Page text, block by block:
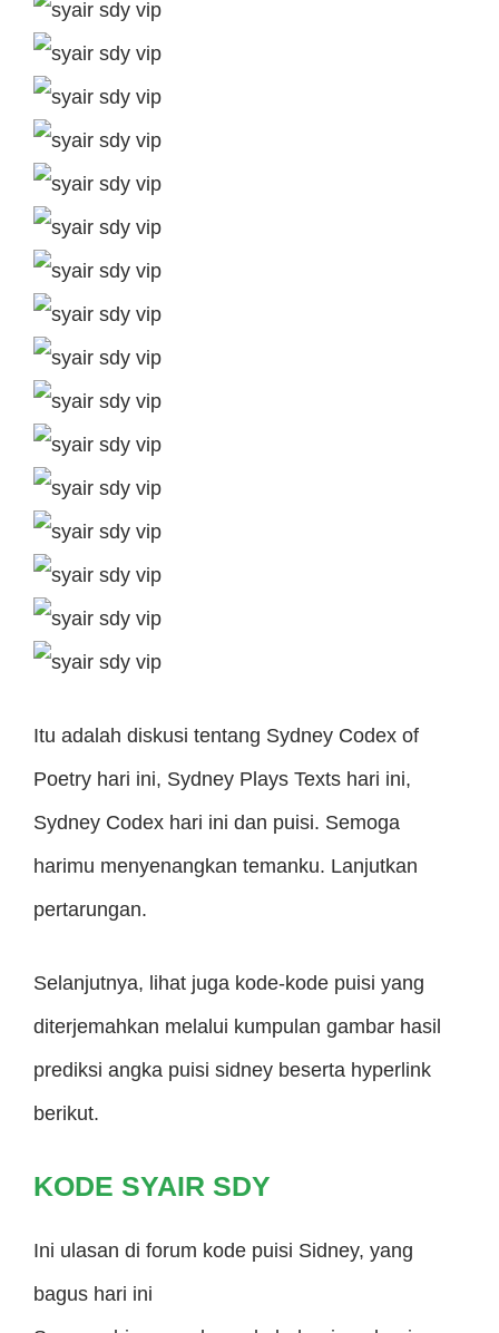
Itu adalah diskusi tentang Sydney Codex of
Poetry hari ini, Sydney Plays Texts hari ini,
Sydney Codex hari ini dan puisi. Semoga
harimu menyenangkan temanku. Lanjutkan
pertarungan.
Selanjutnya, lihat juga kode-kode puisi yang
diterjemahkan melalui kumpulan gambar hasil
prediksi angka puisi sidney beserta hyperlink
berikut.
KODE SYAIR SDY
Ini ulasan di forum kode puisi Sidney, yang
bagus hari ini